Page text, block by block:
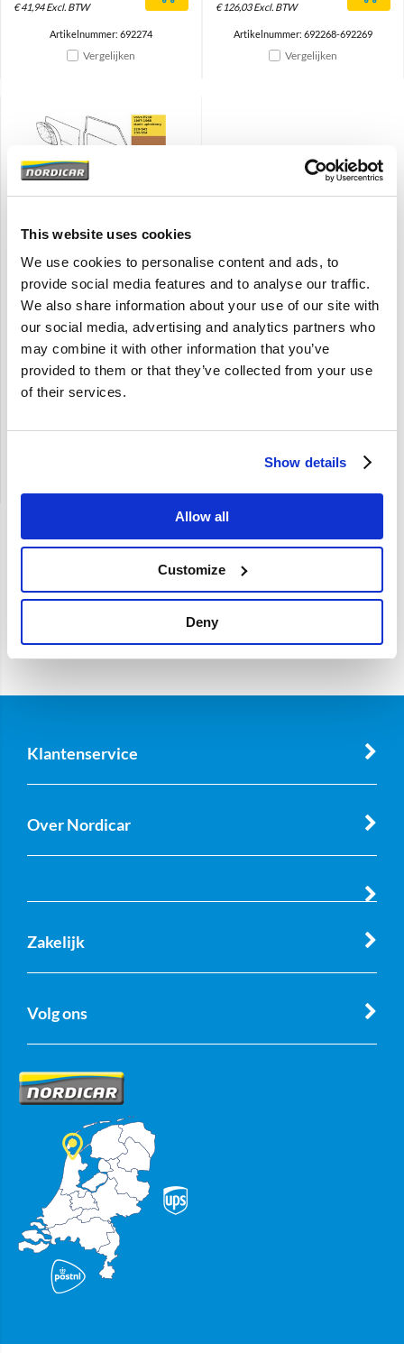
This website uses cookies
We use cookies to personalise content and ads, to
provide social media features and to analyse our traffic.
We also share information about your use of our site with
our social media, advertising and analytics partners who
may combine it with other information that you’ve
provided to them or that they’ve collected from your use
of their services.
Show details
Allow all
Customize
Deny
€41,94 Excl. BTW
Artikelnummer: 692274
Vergelijken
€126,03 Excl. BTW
Artikelnummer: 692268-692269
Vergelijken
Brand
zitting + rugleuning (1
stoel) Volvo Duett 210
code 229-543 230-544
Bruin
Interieurcode 229-543, 230-544
€154,75Excl. BTW
Weergave:
Filter
Klantenservice
Over Nordicar
Zakelijk
Volg ons